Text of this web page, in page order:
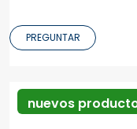
PREGUNTAR
nuevos